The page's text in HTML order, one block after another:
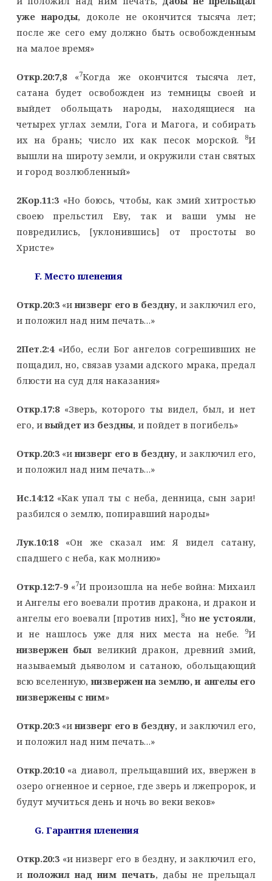
уже народы, доколе не окончится тысяча лет;
после же сего ему должно быть освобожденным
на малое время»
Откр.20:7,8«7Когда же окончится тысяча лет,
сатана будет освобожден из темницы своей и
выйдет обольщать народы, находящиеся на
четырех углах земли, Гога и Магога, и собирать
их на брань; число их как песок морской.
8И
вышли на широту земли, и окружили стан святых
и город возлюбленный»
2Кор.11:3«Но боюсь, чтобы, как змий хитростью
своею прельстил Еву, так и ваши умы не
повредились, [уклонившись] от простоты во
Христе»
F. Место пленения
Откр.20:3«инизверг его в бездну, и заключил его,
и положил над ним печать…»
2Пет.2:4«Ибо, если Бог ангелов согрешивших не
пощадил, но, связав узами адского мрака, предал
блюсти на суд для наказания»
Откр.17:8«Зверь, которого ты видел, был, и нет
его, ивыйдет из бездны, и пойдет в погибель»
Откр.20:3«инизверг его в бездну, и заключил его,
и положил над ним печать…»
Ис.14:12«Как упал ты с неба, денница, сын зари!
разбился о землю, попиравший народы»
Лук.10:18«Он же сказал им: Я видел сатану,
спадшего с неба, как молнию»
Откр.12:7-9 «7И произошла на небе война: Михаил
и Ангелы его воевали против дракона, и дракон и
ангелы его воевали [против них], 8ноне устояли,
и не нашлось уже для них места на небе.
9И
низвержен был великий дракон, древний змий,
называемый дьяволом и сатаною, обольщающий
всю вселенную,низвержен на землю, и ангелы его
низвержены с ним»
Откр.20:3«инизверг его в бездну, и заключил его,
и положил над ним печать…»
Откр.20:10«а диавол, прельщавший их, ввержен в
озеро огненное и серное, где зверь и лжепророк, и
будут мучиться день и ночь во веки веков»
G. Гарантия пленения
Откр.20:3«и низверг его в бездну, и заключил его,
иположил над ним печать, дабы не прельщал